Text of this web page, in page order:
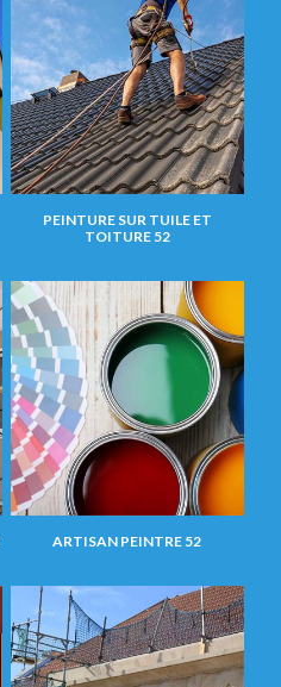
PEINTURE SUR TUILE ET
TOITURE 52
ARTISAN PEINTRE 52